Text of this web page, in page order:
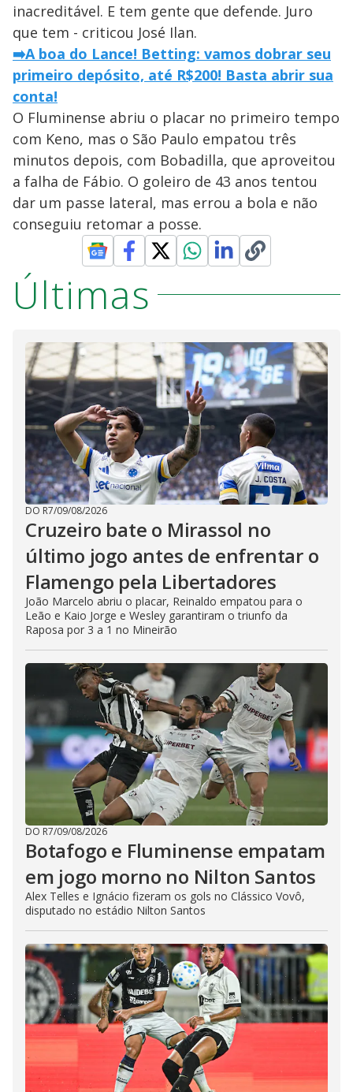
inacreditável. E tem gente que defende. Juro
que tem - criticou José Ilan.
➡️A boa do Lance! Betting: vamos dobrar seu
primeiro depósito, até R$200! Basta abrir sua
conta!
O Fluminense abriu o placar no primeiro tempo
com Keno, mas o São Paulo empatou três
minutos depois, com Bobadilla, que aproveitou
a falha de Fábio. O goleiro de 43 anos tentou
dar um passe lateral, mas errou a bola e não
conseguiu retomar a posse.
Últimas
DO R7/09/08/2026
Cruzeiro bate o Mirassol no
último jogo antes de enfrentar o
Flamengo pela Libertadores
João Marcelo abriu o placar, Reinaldo empatou para o
Leão e Kaio Jorge e Wesley garantiram o triunfo da
Raposa por 3 a 1 no Mineirão
DO R7/09/08/2026
Botafogo e Fluminense empatam
em jogo morno no Nilton Santos
Alex Telles e Ignácio fizeram os gols no Clássico Vovô,
disputado no estádio Nilton Santos